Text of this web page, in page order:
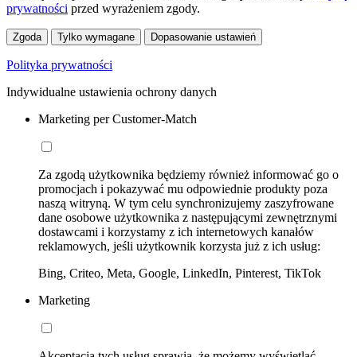
prywatności przed wyrażeniem zgody.
Zgoda Tylko wymagane Dopasowanie ustawień
Polityka prywatności
Indywidualne ustawienia ochrony danych
Marketing per Customer-Match
Za zgodą użytkownika będziemy również informować go o
promocjach i pokazywać mu odpowiednie produkty poza
naszą witryną. W tym celu synchronizujemy zaszyfrowane
dane osobowe użytkownika z następującymi zewnętrznymi
dostawcami i korzystamy z ich internetowych kanałów
reklamowych, jeśli użytkownik korzysta już z ich usług:
Bing, Criteo, Meta, Google, LinkedIn, Pinterest, TikTok
Marketing